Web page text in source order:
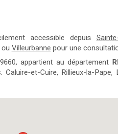
accessible depuis
Villeurbannepour une
appartient au département
et-Cuire, Rillieux-la-